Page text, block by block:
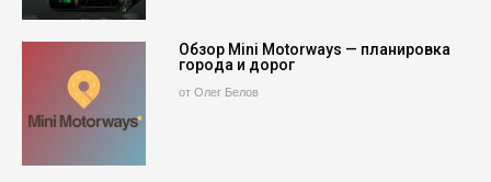
Обзор Mini Motorways — планировка
города и дорог
от Олег Белов